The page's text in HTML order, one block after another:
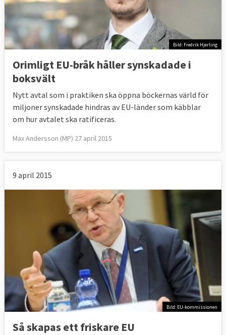
Bild: Fredrik Hjerling
Orimligt EU-bråk håller synskadade i
boksvält
Nytt avtal som i praktiken ska öppna böckernas värld för
miljoner synskadade hindras av EU-länder som käbblar
om hur avtalet ska ratificeras.
Max Andersson (MP) 27 april 2015
9 april 2015
Bild: EU-kommissionen
Så skapas ett friskare EU